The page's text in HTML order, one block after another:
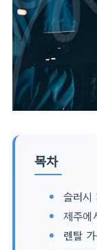
목차
슬러시
제주에
렌탈